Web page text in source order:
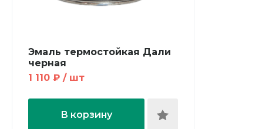
Эмаль термостойкая Дали
черная
1 110 ₽ / шт
В корзину